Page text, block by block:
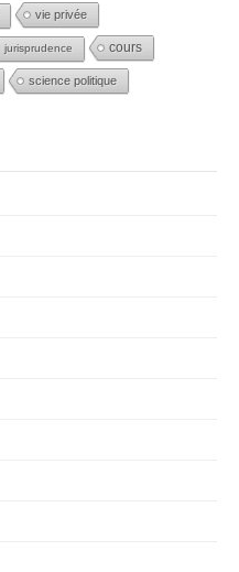
vie privée
jurisprudence cours
science politique